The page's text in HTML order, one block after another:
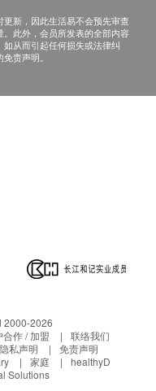
新，因此生活易不会预先审查
此外，会员所发表的全部内容
从而引起任何损失或法律纠
责声明。
2000-2026
合作 / 加盟
联络我们
隐私声明
免责声明
家庭
healthyD
Solutions